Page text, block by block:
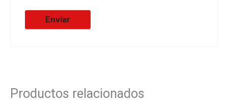
Productos relacionados